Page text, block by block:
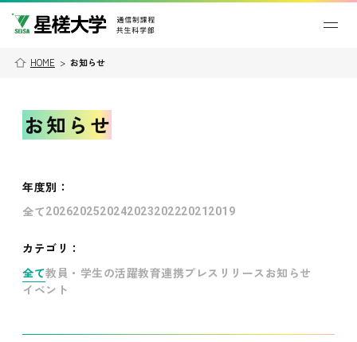
HOME > お知らせ
お知らせ
年度別 ：
全て202620252024202320222021 2019
カテゴリ：
全て教員・学生の活躍教育連携プレスリリース お知らせ
イベント